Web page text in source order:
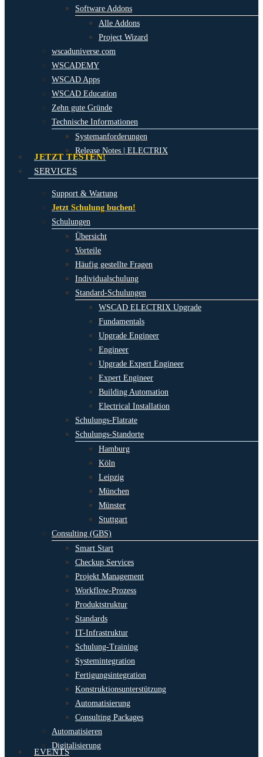
Software Addons
Alle Addons
Project Wizard
wscaduniverse.com
WSCADEMY
WSCAD Apps
WSCAD Education
Zehn gute Gründe
Technische Informationen
Systemanforderungen
Release Notes | ELECTRIX
JETZT TESTEN!
SERVICES
Support & Wartung
Jetzt Schulung buchen!
Schulungen
Übersicht
Vorteile
Häufig gestellte Fragen
Individualschulung
Standard-Schulungen
WSCAD ELECTRIX Upgrade
Fundamentals
Upgrade Engineer
Engineer
Upgrade Expert Engineer
Expert Engineer
Building Automation
Electrical Installation
Schulungs-Flatrate
Schulungs-Standorte
Hamburg
Köln
Leipzig
München
Münster
Stuttgart
Consulting (GBS)
Smart Start
Checkup Services
Projekt Management
Workflow-Prozess
Produktstruktur
Standards
IT-Infrastruktur
Schulung-Training
Systemintegration
Fertigungsintegration
Konstruktionsunterstützung
Automatisierung
Consulting Packages
Automatisieren
Digitalisierung
EVENTS